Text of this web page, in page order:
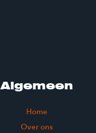
Algemeen
Home
Over ons